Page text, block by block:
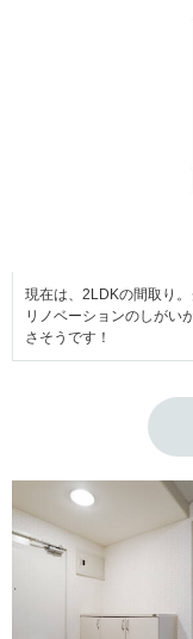
現在は、2LDKの間取り
リノベーションのしがい
さそうです！